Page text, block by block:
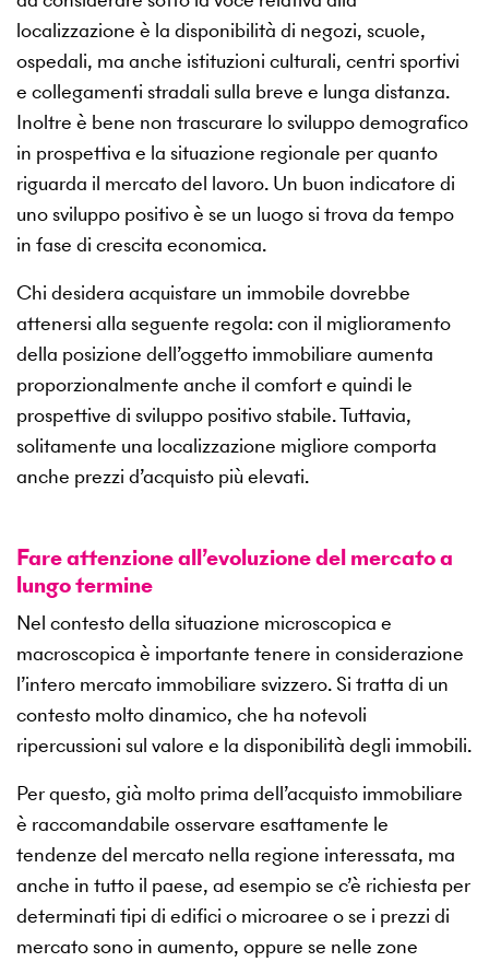
localizzazione è la disponibilità di negozi, scuole,
ospedali, ma anche istituzioni culturali, centri sportivi
e collegamenti stradali sulla breve e lunga distanza.
Inoltre è bene non trascurare lo sviluppo demografico
in prospettiva e la situazione regionale per quanto
riguarda il mercato del lavoro. Un buon indicatore di
uno sviluppo positivo è se un luogo si trova da tempo
in fase di crescita economica.
Chi desidera acquistare un immobile dovrebbe
attenersi alla seguente regola: con il miglioramento
della posizione dell’oggetto immobiliare aumenta
proporzionalmente anche il comfort e quindi le
prospettive di sviluppo positivo stabile. Tuttavia,
solitamente una localizzazione migliore comporta
anche prezzi d’acquisto più elevati.
Fare attenzione all’evoluzione del mercato a
lungo termine
Nel contesto della situazione microscopica e
macroscopica è importante tenere in considerazione
l’intero mercato immobiliare svizzero. Si tratta di un
contesto molto dinamico, che ha notevoli
ripercussioni sul valore e la disponibilità degli immobili.
Per questo, già molto prima dell’acquisto immobiliare
è raccomandabile osservare esattamente le
tendenze del mercato nella regione interessata, ma
anche in tutto il paese, ad esempio se c’è richiesta per
determinati tipi di edifici o microaree o se i prezzi di
mercato sono in aumento, oppure se nelle zone